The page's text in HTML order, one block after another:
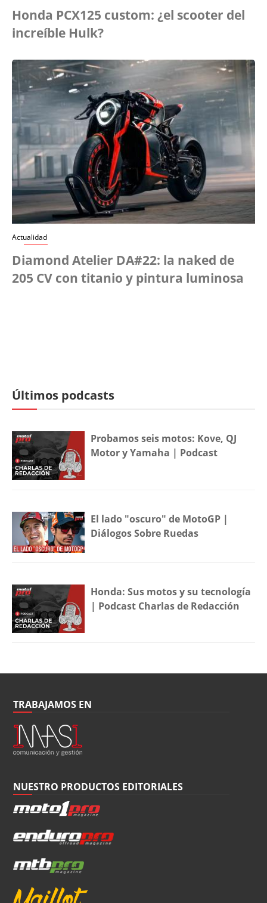
Honda PCX125 custom: ¿el scooter del
increíble Hulk?
Actualidad
Diamond Atelier DA#22: la naked de
205 CV con titanio y pintura luminosa
Últimos podcasts
Probamos seis motos: Kove, QJ
Motor y Yamaha | Podcast
El lado "oscuro" de MotoGP |
Diálogos Sobre Ruedas
Honda: Sus motos y su tecnología
| Podcast Charlas de Redacción
TRABAJAMOS EN
NUESTRO PRODUCTOS EDITORIALES